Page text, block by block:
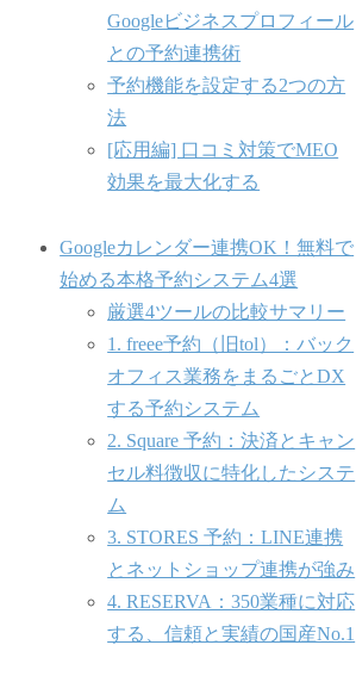
Googleビジネスプロフィール
との予約連携術
予約機能を設定する2つの方
法
[応用編] 口コミ対策でMEO
効果を最大化する
Googleカレンダー連携OK！無料で
始める本格予約システム4選
厳選4ツールの比較サマリー
1. freee予約（旧tol）：バック
オフィス業務をまるごとDX
する予約システム
2. Square 予約：決済とキャン
セル料徴収に特化したシステ
ム
3. STORES 予約：LINE連携
とネットショップ連携が強み
4. RESERVA：350業種に対応
する、信頼と実績の国産No.1